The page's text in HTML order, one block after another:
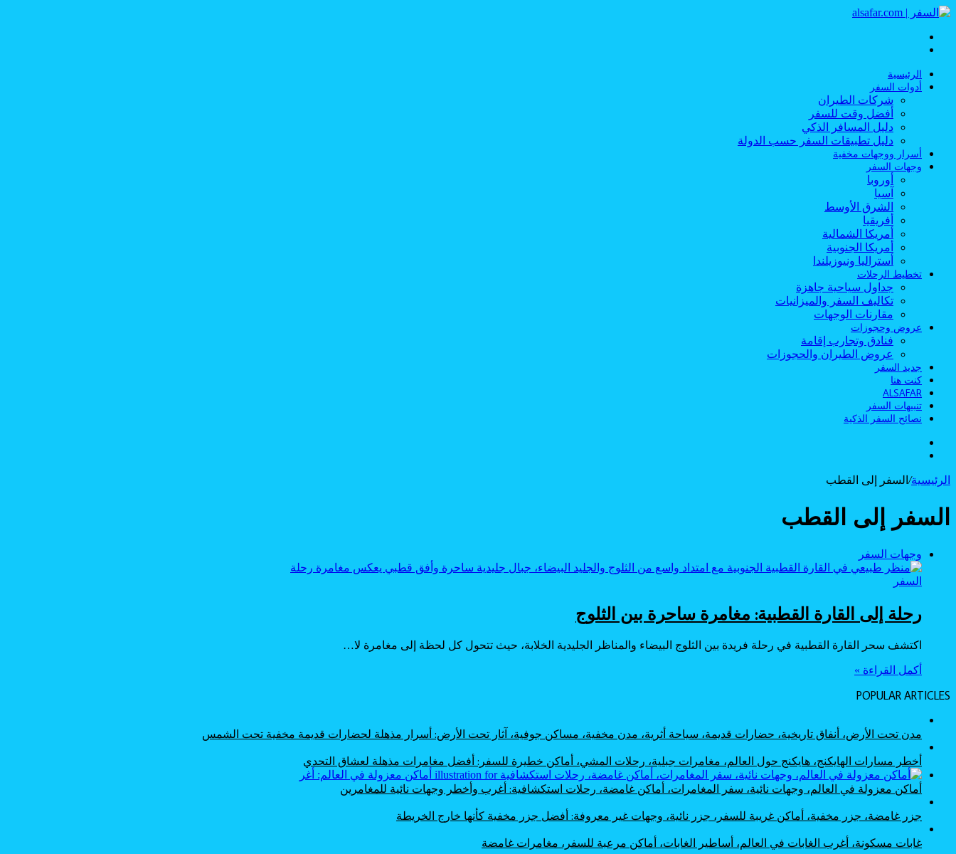
الرئيسية
أدوات السفر
شركات الطيران
أفضل وقت للسفر
دليل المسافر الذكي
دليل تطبيقات السفر حسب الدولة
أسرار ووجهات مخفية
وجهات السفر
أوروبا
آسيا
الشرق الأوسط
أفريقيا
أمريكا الشمالية
أمريكا الجنوبية
أستراليا ونيوزيلندا
تخطيط الرحلات
جداول سياحية جاهزة
تكاليف السفر والميزانيات
مقارنات الوجهات
عروض وحجوزات
فنادق وتجارب إقامة
عروض الطيران والحجوزات
جديد السفر
كنت هنا
ALSAFAR
تنبيهات السفر
نصائح السفر الذكية
الرئيسية/ السفر إلى القطب
السفر إلى القطب
وجهات السفر
السفر
رحلة إلى القارة القطبية: مغامرة ساحرة بين الثلوج
اكتشف سحر القارة القطبية في رحلة فريدة بين الثلوج البيضاء والمناظر الجليدية الخلابة، حيث تتحول كل لحظة إلى مغامرة لا…
أكمل القراءة »
POPULAR ARTICLES
مدن تحت الأرض، أنفاق تاريخية، حضارات قديمة، سياحة أثرية، مدن مخفية، مساكن جوفية، آثار تحت الأرض: أسرار مذهلة لحضارات قديمة مخفية تحت الشمس
أخطر مسارات الهايكنج، هايكنج حول العالم، مغامرات جبلية، رحلات المشي، أماكن خطيرة للسفر: أفضل مغامرات مذهلة لعشاق التحدي
أماكن معزولة في العالم، وجهات نائية، سفر المغامرات، أماكن غامضة، رحلات استكشافية: أغرب وأخطر وجهات نائية للمغامرين
جزر غامضة، جزر مخفية، أماكن غريبة للسفر، جزر نائية، وجهات غير معروفة: أفضل جزر مخفية كأنها خارج الخريطة
غابات مسكونة، أغرب الغابات في العالم، أساطير الغابات، أماكن مرعبة للسفر، مغامرات غامضة